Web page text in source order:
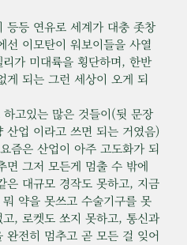
등등 연유로 세계가 대충 좃창
선 이모탄이 워보이들을 사열
가 미대륙을 횡단하며, 한반
게 되는 그런 세상이 오게 되
고있는 많은 것들이(뒷 문장
산업 이라고 쓰면 되는 거였음)
즘은 산업이 아주 고도화가 되
면 그저 모든게 멈출 수 밖에
은 대규모 경작도 못하고, 지금
약을 못쓰고 수술기구를 못
, 로켓도 쏘지 못하고, 통신과
완전히 멈추고 곧 모든 걸 잊어